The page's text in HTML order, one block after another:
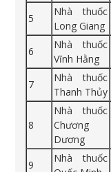
5
Nhà thuốc
Long Giang
6
Nhà thuốc
Vĩnh Hằng
7
Nhà thuốc
Thanh Thủy
8
Nhà thuốc
Chương
Dương
9
Nhà thuốc